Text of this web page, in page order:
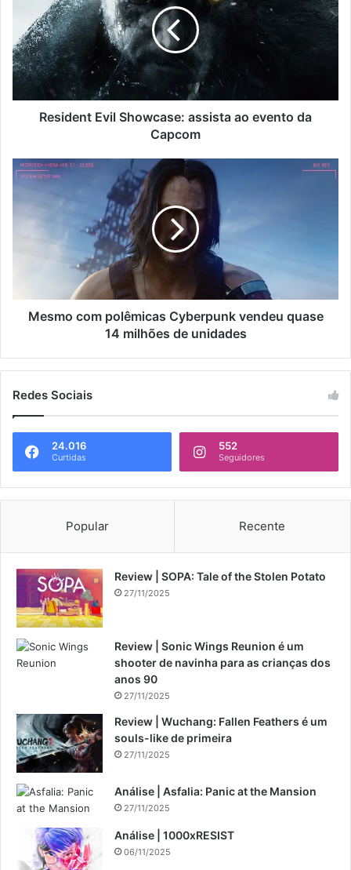
Resident Evil Showcase: assista ao evento da
Capcom
Mesmo com polêmicas Cyberpunk vendeu quase
14 milhões de unidades
Redes Sociais
24.016
Curtidas
552
Seguidores
Popular Recente
Review | SOPA: Tale of the Stolen Potato
27/11/2025
Review | Sonic Wings Reunion é um
shooter de navinha para as crianças dos
anos 90
27/11/2025
Review | Wuchang: Fallen Feathers é um
souls-like de primeira
27/11/2025
Análise | Asfalia: Panic at the Mansion
27/11/2025
Análise | 1000xRESIST
06/11/2025